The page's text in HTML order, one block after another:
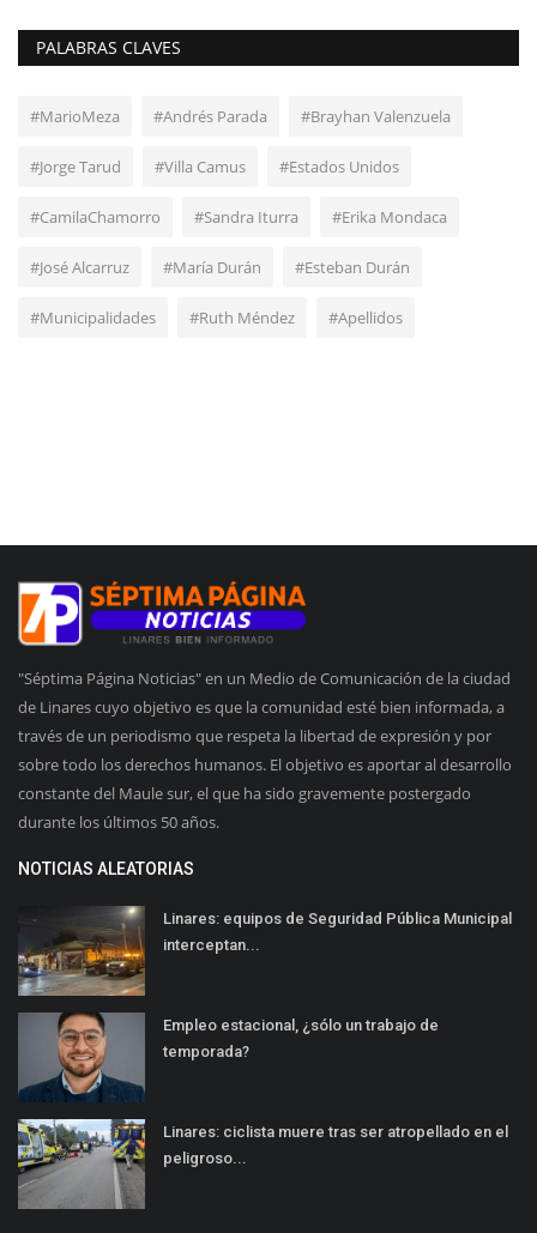
PALABRAS CLAVES
#MarioMeza #Andrés Parada #Brayhan Valenzuela
#Jorge Tarud #Villa Camus #Estados Unidos
#CamilaChamorro #Sandra Iturra #Erika Mondaca
#José Alcarruz #María Durán #Esteban Durán
#Municipalidades #Ruth Méndez #Apellidos
"Séptima Página Noticias" en un Medio de Comunicación de la ciudad
de Linares cuyo objetivo es que la comunidad esté bien informada, a
través de un periodismo que respeta la libertad de expresión y por
sobre todo los derechos humanos. El objetivo es aportar al desarrollo
constante del Maule sur, el que ha sido gravemente postergado
durante los últimos 50 años.
NOTICIAS ALEATORIAS
Linares: equipos de Seguridad Pública Municipal
interceptan...
Empleo estacional, ¿sólo un trabajo de
temporada?
Linares: ciclista muere tras ser atropellado en el
peligroso...